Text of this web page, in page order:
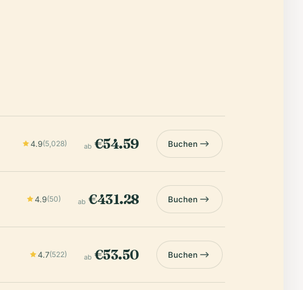
4.9(5,028) ab €54.59 Buchen
4.9(50) ab €431.28 Buchen
4.7(522) ab €53.50 Buchen